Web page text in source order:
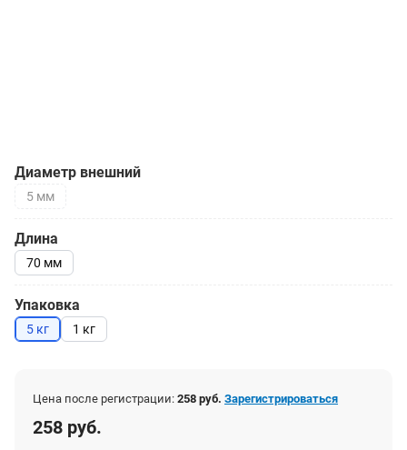
Диаметр внешний
5 мм
Длина
70 мм
Упаковка
5 кг 1 кг
Цена после регистрации: 258 руб. Зарегистрироваться
258 руб.